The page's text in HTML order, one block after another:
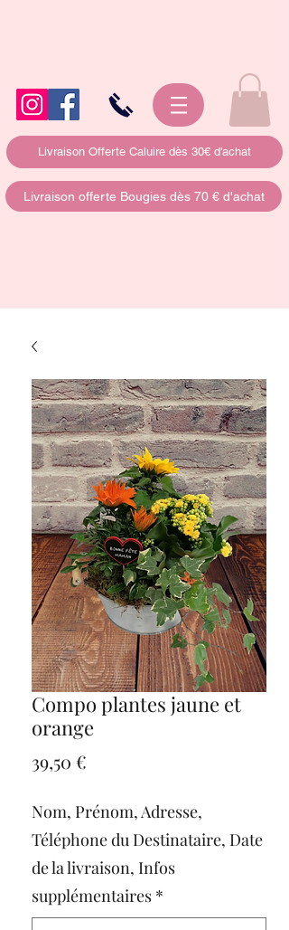
Livraison Offerte Caluire dès 30€ d'achat
Livraison offerte Bougies dès 70 € d'achat
Compo plantes jaune et
orange
39,50 €
Nom, Prénom, Adresse,
Téléphone du Destinataire, Date
de la livraison, Infos
supplémentaires *